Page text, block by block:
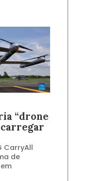
“drone
carregar
CarryAll
de